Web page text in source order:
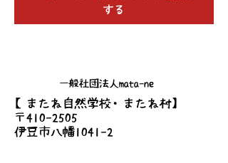
する
一般社団法人mata-ne
【またね自然学校・またね村】
〒410-2505
伊豆市八幡1041-2